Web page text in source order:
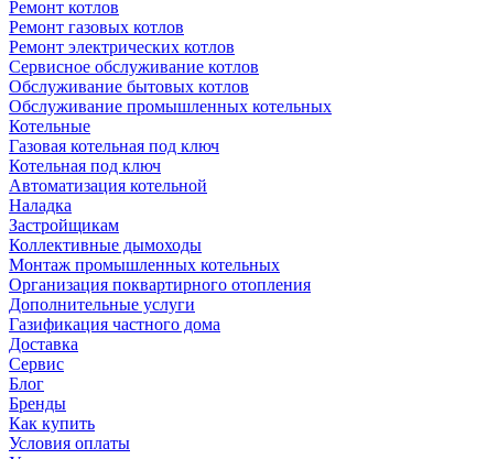
Ремонт котлов
Ремонт газовых котлов
Ремонт электрических котлов
Сервисное обслуживание котлов
Обслуживание бытовых котлов
Обслуживание промышленных котельных
Котельные
Газовая котельная под ключ
Котельная под ключ
Автоматизация котельной
Наладка
Застройщикам
Коллективные дымоходы
Монтаж промышленных котельных
Организация поквартирного отопления
Дополнительные услуги
Газификация частного дома
Доставка
Сервис
Блог
Бренды
Как купить
Условия оплаты